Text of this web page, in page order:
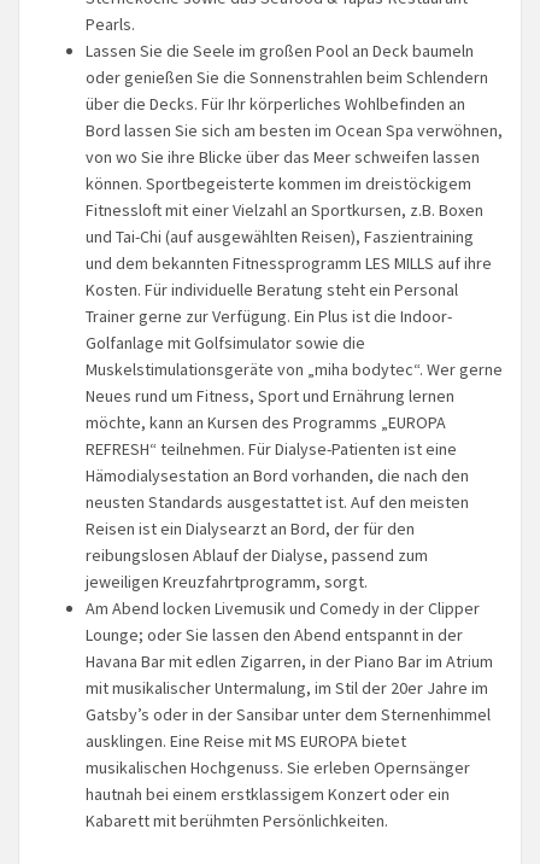
Pearls.
Lassen Sie die Seele im großen Pool an Deck baumeln
oder genießen Sie die Sonnenstrahlen beim Schlendern
über die Decks. Für Ihr körperliches Wohlbefinden an
Bord lassen Sie sich am besten im Ocean Spa verwöhnen,
von wo Sie ihre Blicke über das Meer schweifen lassen
können. Sportbegeisterte kommen im dreistöckigem
Fitnessloft mit einer Vielzahl an Sportkursen, z.B. Boxen
und Tai-Chi (auf ausgewählten Reisen), Faszientraining
und dem bekannten Fitnessprogramm LES MILLS auf ihre
Kosten. Für individuelle Beratung steht ein Personal
Trainer gerne zur Verfügung. Ein Plus ist die Indoor-
Golfanlage mit Golfsimulator sowie die
Muskelstimulationsgeräte von „miha bodytec“. Wer gerne
Neues rund um Fitness, Sport und Ernährung lernen
möchte, kann an Kursen des Programms „EUROPA
REFRESH“ teilnehmen. Für Dialyse-Patienten ist eine
Hämodialysestation an Bord vorhanden, die nach den
neusten Standards ausgestattet ist. Auf den meisten
Reisen ist ein Dialysearzt an Bord, der für den
reibungslosen Ablauf der Dialyse, passend zum
jeweiligen Kreuzfahrtprogramm, sorgt.
Am Abend locken Livemusik und Comedy in der Clipper
Lounge; oder Sie lassen den Abend entspannt in der
Havana Bar mit edlen Zigarren, in der Piano Bar im Atrium
mit musikalischer Untermalung, im Stil der 20er Jahre im
Gatsby’s oder in der Sansibar unter dem Sternenhimmel
ausklingen. Eine Reise mit MS EUROPA bietet
musikalischen Hochgenuss. Sie erleben Opernsänger
hautnah bei einem erstklassigem Konzert oder ein
Kabarett mit berühmten Persönlichkeiten.